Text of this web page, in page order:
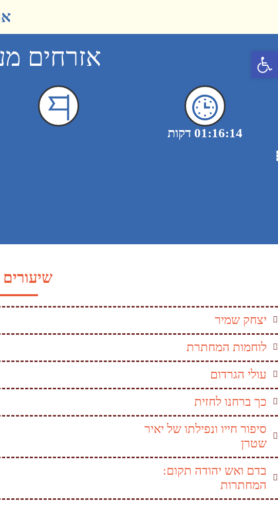
פתח סרגל נגישות אזרחים
01:16:14 דקות
יצחק שמיר
לוחמות המחתרת
עולי הגרדום
כך ברחנו לחזית
סיפור חייו ונפילתו של יאיר
שטרן
בדם ואש יהודה תקום:
המחתרות